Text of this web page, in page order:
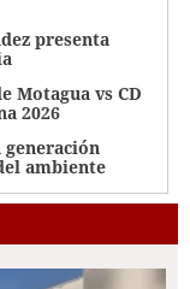
presenta
Motagua vs CD
2026
ambiente